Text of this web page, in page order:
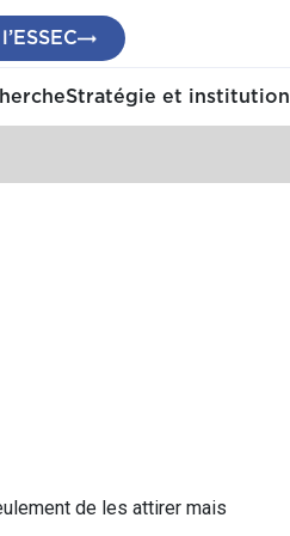
Stratégie et institution
de les attirer mais